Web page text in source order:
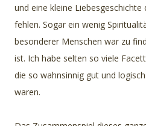
und eine kleine
fehlen. Sogar ein wenig
besonderer Menschen war zu
ist. Ich habe selten so viele
die so wahnsinnig gut und
waren.